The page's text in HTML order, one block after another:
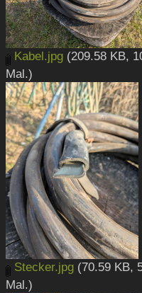
Kabel.jpg (209.58 KB,
Mal.)
Stecker.jpg (70.59 KB,
Mal.)